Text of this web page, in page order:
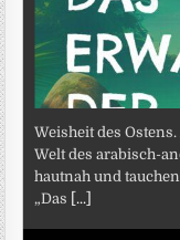
Weisheit des
Welt des arabisch-
hautnah und
„Das [...]